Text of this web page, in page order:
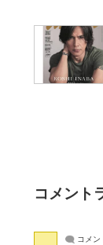
コメント
コメン